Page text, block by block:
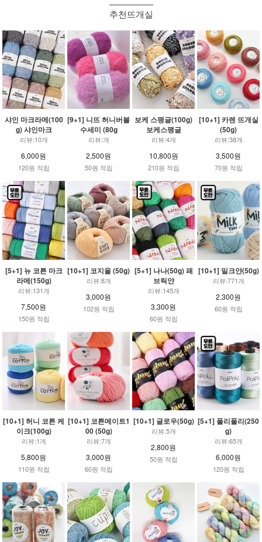
추천뜨개실
샤인 마크라메(100
g) 샤인마크
리뷰:10개
6,000원
120원 적립
[9+1] 니뜨 허니버블
수세미 (80g
리뷰:개
2,500원
50원 적립
보케 스팽글(100g)
보케스팽글
리뷰:4개
10,800원
210원 적립
[10+1] 카렌 뜨개실
(50g)
리뷰:38개
3,500원
70원 적립
[5+1] 뉴 코튼 마크
라메(150g)
리뷰:131개
7,500원
150원 적립
[10+1] 코지울 (50g)
리뷰:8개
3,000원
102원 적립
[5+1] 나나(50g) 패
브릭얀
리뷰:145개
3,300원
60원 적립
[10+1] 밀크얀(50g)
리뷰:771개
2,300원
60원 적립
[10+1] 허니 코튼 케
이크(100g)
리뷰:1개
5,800원
110원 적립
[10+1] 코튼메이트1
00 (50g)
리뷰:7개
3,000원
60원 적립
[10+1] 글로우(50g)
리뷰:5개
2,800원
50원 적립
[5+1] 폴리폴리(250
g)
리뷰:65개
6,000원
120원 적립